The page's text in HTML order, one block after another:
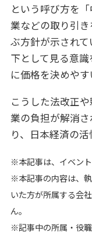
という呼び方を
業などの取り引
ぶ方針が示され
下として見る意
に価格を決めやす
こうした法改正
業の負担が解消
り、日本経済の活
※本記事は、イベン
※本記事の内容は、
いた方が所属する会
ん。
※記事中の所属・役職